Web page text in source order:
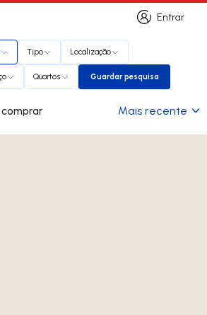
Entrar
Entrar
inicial
Tipo Localização
Quartos Guardar pesquisa
Guardar pesquisa
Mais recente